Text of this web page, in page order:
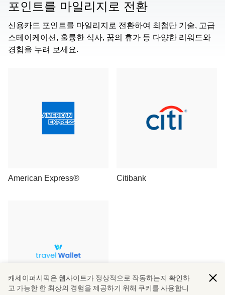
포인트를 마일리지로 전환
신용카드 포인트를 마일리지로 전환하여 최첨단 기술, 고급
스테이케이션, 훌륭한 식사, 꿈의 휴가 등 다양한 리워드와
경험을 누려 보세요.
American Express® Citibank
캐세이퍼시픽은 웹사이트가 정상적으로 작동하는지 확인하
고 가능한 한 최상의 경험을 제공하기 위해 쿠키를 사용합니